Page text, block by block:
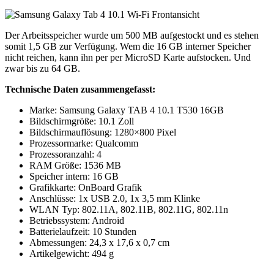
Der Arbeitsspeicher wurde um 500 MB aufgestockt und es stehen
somit 1,5 GB zur Verfügung. Wem die 16 GB interner Speicher
nicht reichen, kann ihn per per MicroSD Karte aufstocken. Und
zwar bis zu 64 GB.
Technische Daten zusammengefasst:
Marke: Samsung Galaxy TAB 4 10.1 T530 16GB
Bildschirmgröße: 10.1 Zoll
Bildschirmauflösung: 1280×800 Pixel
Prozessormarke: Qualcomm
Prozessoranzahl: 4
RAM Größe: 1536 MB
Speicher intern: 16 GB
Grafikkarte: OnBoard Grafik
Anschlüsse: 1x USB 2.0, 1x 3,5 mm Klinke
WLAN Typ: 802.11A, 802.11B, 802.11G, 802.11n
Betriebssystem: Android
Batterielaufzeit: 10 Stunden
Abmessungen: 24,3 x 17,6 x 0,7 cm
Artikelgewicht: 494 g